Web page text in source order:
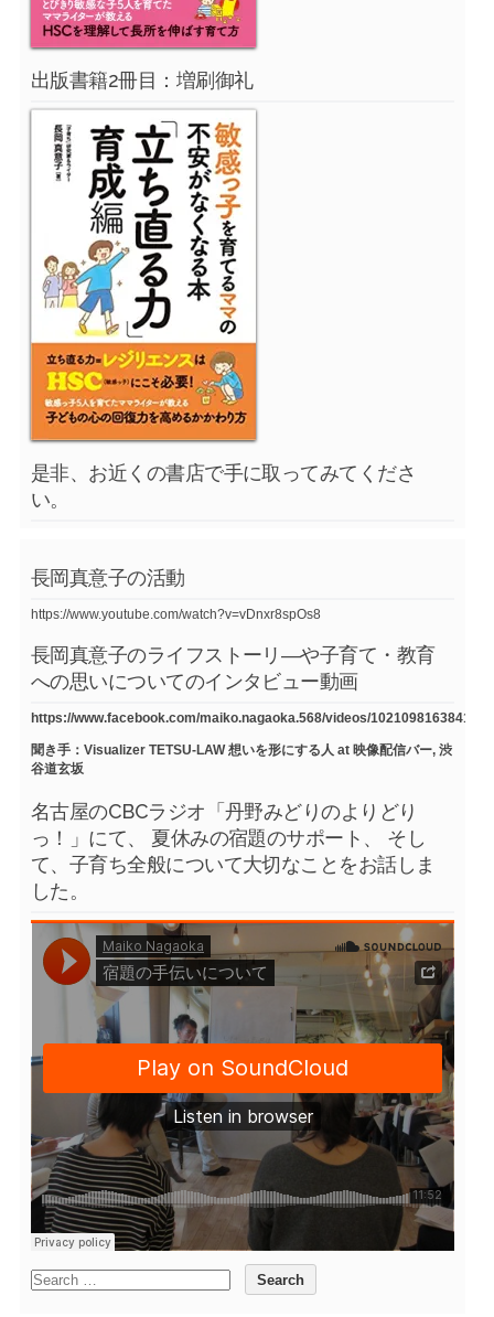
出版書籍2冊目：増刷御礼
是非、お近くの書店で手に取ってみてくださ
い。
長岡真意子の活動
https://www.youtube.com/watch?v=vDnxr8spOs8
長岡真意子のライフストーリ―や子育て・教育
への思いについてのインタビュー動画
https://www.facebook.com/maiko.nagaoka.568/videos/
聞き手：Visualizer TETSU-LAW 想いを形にする人 at 映像配信バー, 渋
谷道玄坂
名古屋のCBCラジオ「丹野みどりのよりどり
っ！」にて、 夏休みの宿題のサポート、 そし
て、子育ち全般について大切なことをお話しま
した。